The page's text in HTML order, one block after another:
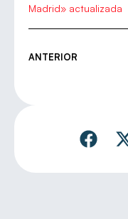
Madrid» actualizada
ANTERIOR